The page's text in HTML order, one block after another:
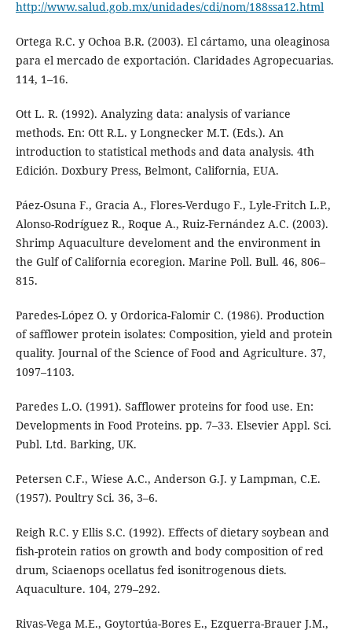
http://www.salud.gob.mx/unidades/cdi/nom/188ssa12.html
Ortega R.C. y Ochoa B.R. (2003). El cártamo, una oleaginosa
para el mercado de exportación. Claridades Agropecuarias.
114, 1–16.
Ott L. R. (1992). Analyzing data: analysis of variance
methods. En: Ott R.L. y Longnecker M.T. (Eds.). An
introduction to statistical methods and data analysis. 4th
Edición. Doxbury Press, Belmont, California, EUA.
Páez-Osuna F., Gracia A., Flores-Verdugo F., Lyle-Fritch L.P.,
Alonso-Rodríguez R., Roque A., Ruiz-Fernández A.C. (2003).
Shrimp Aquaculture develoment and the environment in
the Gulf of California ecoregion. Marine Poll. Bull. 46, 806–
815.
Paredes-López O. y Ordorica-Falomir C. (1986). Production
of safflower protein isolates: Composition, yield and protein
quality. Journal of the Science of Food and Agriculture. 37,
1097–1103.
Paredes L.O. (1991). Safflower proteins for food use. En:
Developments in Food Proteins. pp. 7–33. Elsevier Appl. Sci.
Publ. Ltd. Barking, UK.
Petersen C.F., Wiese A.C., Anderson G.J. y Lampman, C.E.
(1957). Poultry Sci. 36, 3–6.
Reigh R.C. y Ellis S.C. (1992). Effects of dietary soybean and
fish-protein ratios on growth and body composition of red
drum, Sciaenops ocellatus fed isonitrogenous diets.
Aquaculture. 104, 279–292.
Rivas-Vega M.E., Goytortúa-Bores E., Ezquerra-Brauer J.M.,